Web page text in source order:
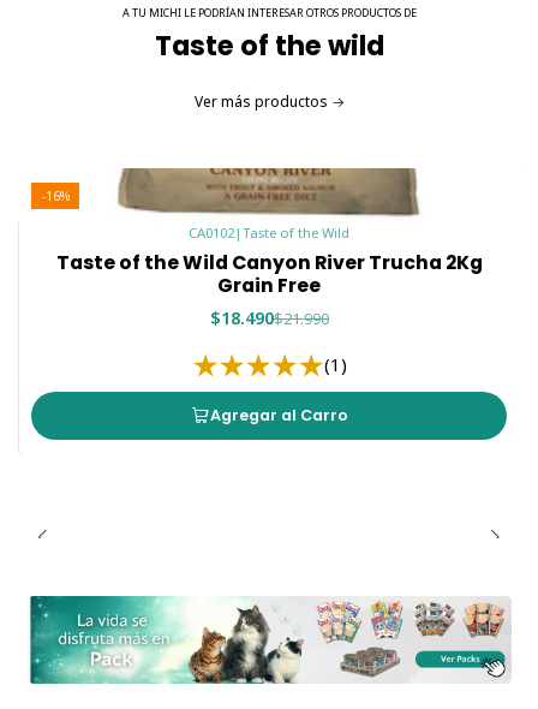
A TU MICHI LE PODRÍAN INTERESAR OTROS PRODUCTOS DE
Taste of the wild
Ver más productos
-16%
CA0102 | Taste of the Wild
Taste of the Wild Canyon River Trucha 2Kg
Grain Free
$18.490$21.990
(1)
Agregar al Carro